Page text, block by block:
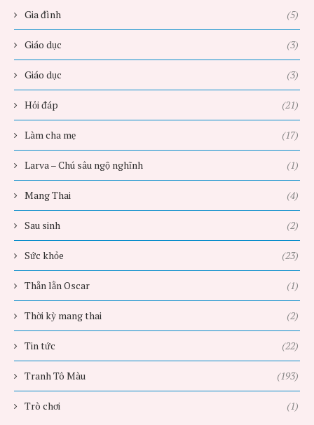
Gia đình (5)
Giáo dục (3)
Giáo dục (3)
Hỏi đáp (21)
Làm cha mẹ (17)
Larva – Chú sâu ngộ nghĩnh (1)
Mang Thai (4)
Sau sinh (2)
Sức khỏe (23)
Thằn lằn Oscar (1)
Thời kỳ mang thai (2)
Tin tức (22)
Tranh Tô Màu (193)
Trò chơi (1)